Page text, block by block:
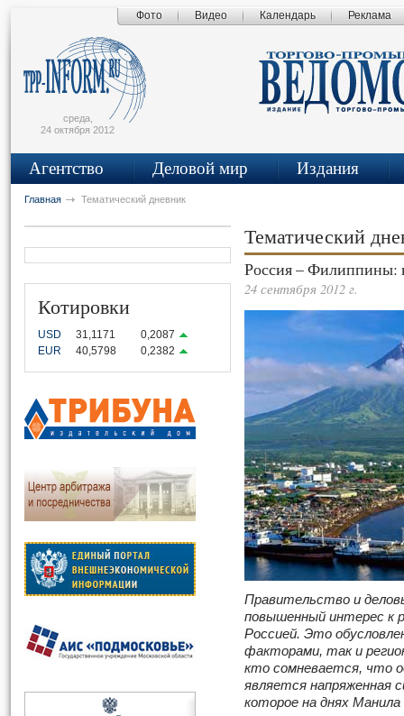
Фото Видео Календарь Реклама
среда,
24 октября 2012
Агентство Деловой мир Издания
Главная Тематический дневник
Котировки
USD 31,1171
0,2087
EUR
40,5798 0,2382
Тематический
Россия – Филиппины:
24 сентября 2012 г.
Правительство и
повышенный интерес к
Россией. Это
факторами, так и
кто сомневается, что
является напряженная
которое на днях Манила